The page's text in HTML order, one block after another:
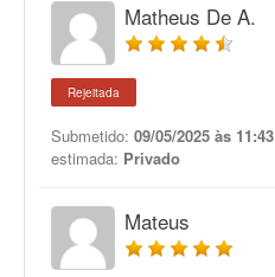
Matheus De A.
Rejeitada
Submetido: 09/05/2025 às 11:43
estimada: Privado
Mateus